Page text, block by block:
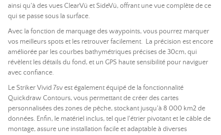
ainsi qu'à des vues ClearVü et SideVü, offrant une vue complète de ce
qui se passe sous la surface.
Avec la fonction de marquage des waypoints, vous pourrez marquer
vos meilleurs spots et les retrouver facilement. La précision est encore
améliorée par les courbes bathymétriques précises de 30cm, qui
révèlent les détails du fond, et un GPS haute sensibilité pour naviguer
avec confiance.
Le Striker Vivid 7sv est également équipé de la fonctionnalité
Quickdraw Contours, vous permettant de créer des cartes
personnalisées des zones de pêche, stockant jusqu'à 8 000 km2 de
données. Enfin, le matériel inclus, tel que l'étrier pivotant et le câble de
montage, assure une installation facile et adaptable à diverses